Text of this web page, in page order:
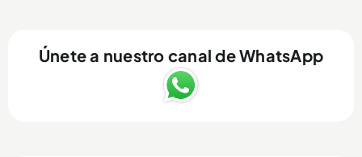
Únete a nuestro canal de WhatsApp